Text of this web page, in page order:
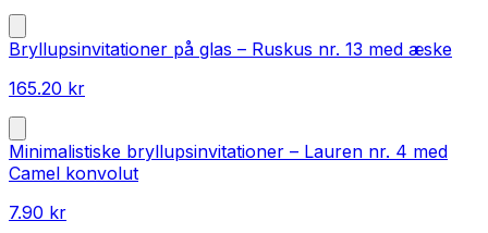
Bryllupsinvitationer på glas – Ruskus nr. 13 med æske
165.20 kr
Minimalistiske bryllupsinvitationer – Lauren nr. 4 med
Camel konvolut
7.90 kr